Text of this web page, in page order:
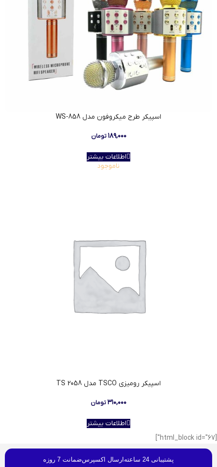
اسپیکر طرح میکروفون مدل WS-858
۱۸۹,۰۰۰ تومان
اطلاعات بیشتر
ناموجود
اسپیکر رومیزی TSCO مدل TS 2058
۳۱۰,۰۰۰تومان
اطلاعات بیشتر
[html_block id="67"]
پشتیبانی 24 ساعته ارسال اکسپرسضمانت 7 روزه